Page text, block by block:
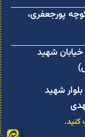
نبش کوچه پورجعفری،
خیابان شهید
بلوار شهید